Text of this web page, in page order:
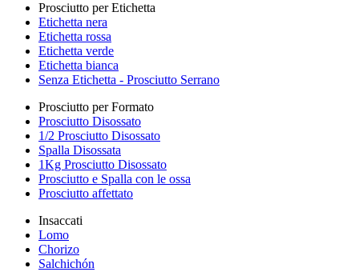
Prosciutto per Etichetta
Etichetta nera
Etichetta rossa
Etichetta verde
Etichetta bianca
Senza Etichetta - Prosciutto Serrano
Prosciutto per Formato
Prosciutto Disossato
1/2 Prosciutto Disossato
Spalla Disossata
1Kg Prosciutto Disossato
Prosciutto e Spalla con le ossa
Prosciutto affettato
Insaccati
Lomo
Chorizo
Salchichón